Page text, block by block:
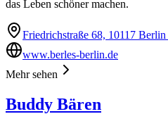
das Leben schöner machen.
Friedrichstraße 68, 10117
www.berles-berlin.de
Mehr sehen
Buddy Bären